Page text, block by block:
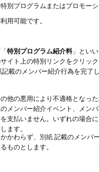
別プログラムまたはプロモー
用可能です。
特別プログラム紹介料」とい
イト上の特別リンクをクリッ
記載のメンバー紹介行為を完了
他の悪用により不適格となっ
メンバー紹介イベント、メン
支払いません。いずれの場合
ます。
かわらず、 別紙記載のメンバ
ものとします。